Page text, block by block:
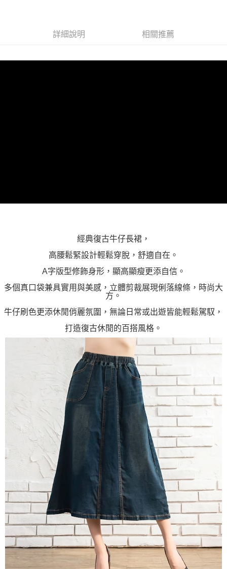
２．關於個人資料處理事宜，請瀏覽以下網址：
詳細說明 相關推薦
經典復古牛仔長裙，
高腰鬆緊設計輕鬆穿脫，舒適自在。
A字版型修飾身形，顯高顯瘦更添自信。
多個真口袋兼具實用與美感，立體剪裁展現俐落線條，時尚大
方。
牛仔刷色更添休閒俏麗氛圍，無論日常或出遊皆能輕鬆駕馭，
打造復古休閒的百搭風格。